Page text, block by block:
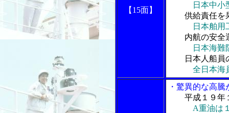
【15面】
日本中
供給責任を
日本舶
内航の安全
日本海
日本人船員
全日本
・驚異的な高
平成１９年
A重油は